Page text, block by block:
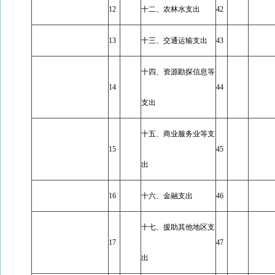
12 十二、农林水支出 42
13 十三、交通运输支出 43
14
十四、资源勘探信息等
支出
44
15
十五、商业服务业等支
出
45
16 十六、金融支出 46
17
十七、援助其他地区支
出
47